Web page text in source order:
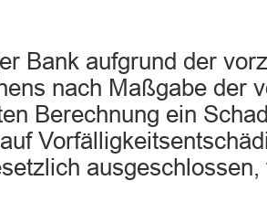
Bank aufgrund der
nach Maßgabe der
Berechnung ein
ausgeschlossen,